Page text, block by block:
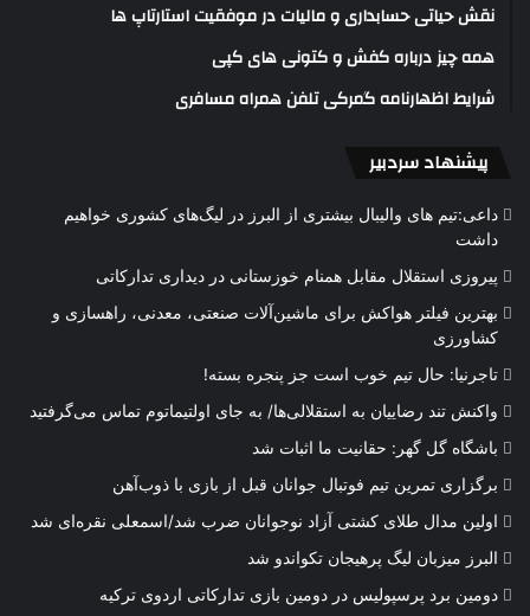
نقش حیاتی حسابداری و مالیات در موفقیت استارتاپ ها
همه چیز درباره کفش و کتونی های کپی
شرایط اظهارنامه گمرکی تلفن همراه مسافری
پیشنهاد سردبیر
داعی:تیم های والیبال بیشتری از البرز در لیگ‌های کشوری خواهیم
داشت
پیروزی استقلال مقابل همنام خوزستانی در دیداری تدارکاتی
بهترین فیلتر هواکش برای ماشین‌آلات صنعتی، معدنی، راهسازی و
کشاورزی
تاجرنیا: حال تیم خوب است جز پنجره بسته!
واکنش تند رضاییان به استقلالی‌ها/ به جای اولتیماتوم تماس می‌گرفتید
باشگاه گل گهر: حقانیت ما اثبات شد
برگزاری تمرین تیم فوتبال جوانان قبل از بازی با ذوب‌آهن
اولین مدال طلای کشتی آزاد نوجوانان ضرب شد/اسمعلی نقره‌ای شد
البرز میزبان لیگ پرهیجان تکواندو شد
دومین برد پرسپولیس در دومین بازی تدارکاتی اردوی ترکیه